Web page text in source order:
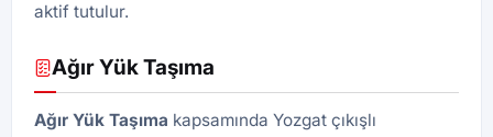
aktif tutulur.
Ağır Yük Taşıma
Ağır Yük Taşıma kapsamında Yozgat çıkışlı